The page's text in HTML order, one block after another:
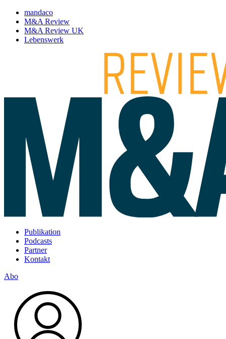
mandaco
M&A Review
M&A Review UK
Lebenswerk
Publikation
Podcasts
Partner
Kontakt
Abo